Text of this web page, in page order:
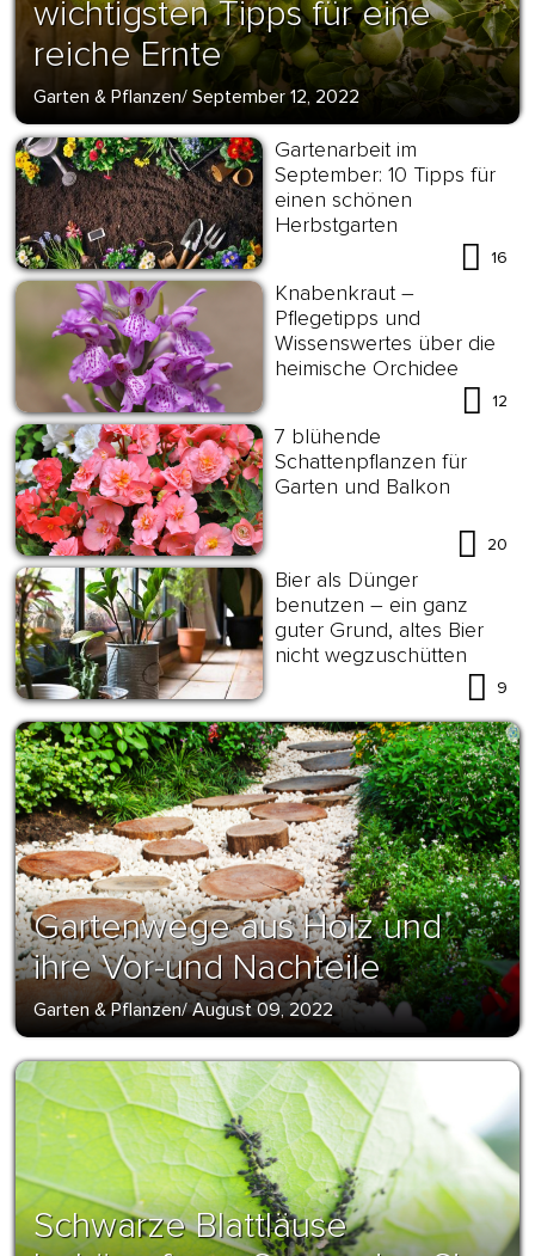
wichtigsten Tipps für eine
reiche Ernte
Garten & Pflanzen/ September 12, 2022
Gartenarbeit im
September: 10 Tipps für
einen schönen
Herbstgarten
16
Knabenkraut –
Pflegetipps und
Wissenswertes über die
heimische Orchidee
12
7 blühende
Schattenpflanzen für
Garten und Balkon
20
Bier als Dünger
benutzen – ein ganz
guter Grund, altes Bier
nicht wegzuschütten
9
Gartenwege aus Holz und
ihre Vor-und Nachteile
Garten & Pflanzen/August 09, 2022
Schwarze Blattläuse